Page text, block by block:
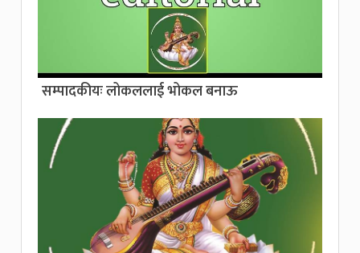
सम्पादकीयः लोकललाई भोकल बनाऊ